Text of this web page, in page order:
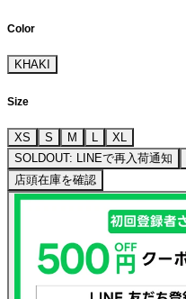
Color
KHAKI
Size
XS S M L
XL
SOLDOUT: LINEで再入荷通知
店頭在庫を確認